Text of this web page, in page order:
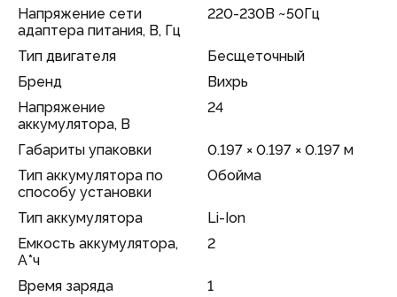
Напряжение сети
адаптера питания, В, Гц
220-230В ~50Гц
Тип двигателя
Бесщеточный
Бренд
Вихрь
Напряжение
аккумулятора, В
24
Габариты упаковки
0.197 × 0.197 × 0.197 м
Тип аккумулятора по
способу установки
Обойма
Тип аккумулятора
Li-Ion
Емкость аккумулятора,
А*ч
2
Время заряда
1